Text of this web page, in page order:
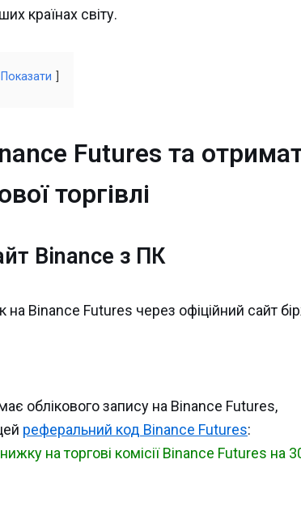
країнах світу.
Показати
Futures та
торгівлі
Binance з ПК
Binance Futures через офіційний сайт
облікового запису на Binance Futures,
реферальний код Binance Futures:
на торгові комісії Binance Futures на